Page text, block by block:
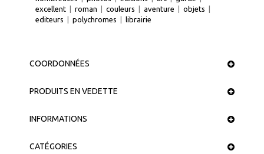
excellent | roman | couleurs | aventure | objets |
editeurs | polychromes | librairie
COORDONNÉES
PRODUITS EN VEDETTE
INFORMATIONS
CATÉGORIES